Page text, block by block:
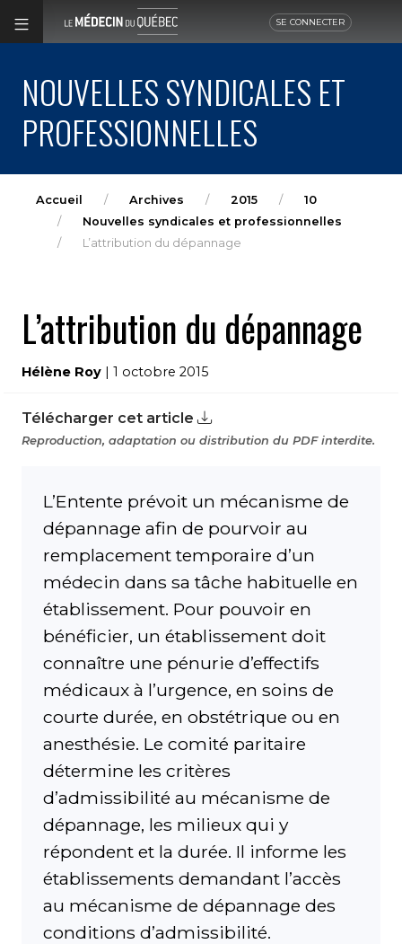
SE CONNECTER
NOUVELLES SYNDICALES ET
PROFESSIONNELLES
Accueil Archives 2015
10
Nouvelles syndicales et professionnelles
L’attribution du dépannage
L’attribution du dépannage
Hélène Roy | 1 octobre 2015
Télécharger cet article
Reproduction, adaptation ou distribution du PDF interdite.
L’Entente prévoit un mécanisme de
dépannage afin de pour­voir au
remplacement temporaire d’un
médecin dans sa tâche habituelle en
établissement. Pour pouvoir en
bénéficier, un établissement doit
connaître une pénurie d’effectifs
médicaux à l’urgence, en soins de
courte durée, en obstétrique ou en
anesthésie. Le comité paritaire
détermine les critères
d’admissibilité au mécanisme de
dépannage, les milieux qui y
répondent et la durée. Il informe les
établissements demandant l’accès
au mécanisme de dépannage des
conditions d’admissibilité.